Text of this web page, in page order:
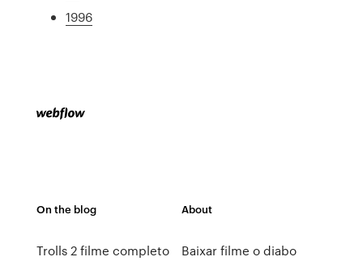
1996
On the blog
Trolls 2 filme completo
About
Baixar filme o diabo